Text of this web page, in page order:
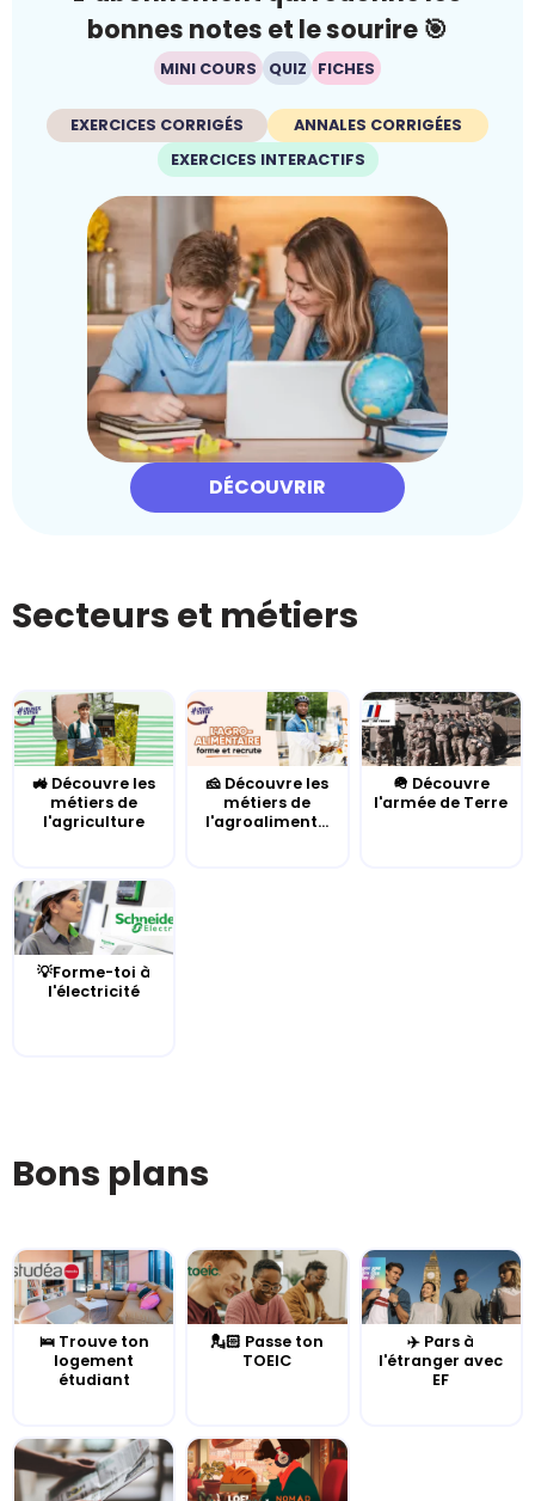
bonnes notes et le sourire 🎯
MINI COURS QUIZ FICHES
EXERCICES CORRIGÉS
ANNALES CORRIGÉES
EXERCICES INTERACTIFS
DÉCOUVRIR
Secteurs et métiers
🚜 Découvre les
métiers de
l'agriculture
🧀 Découvre les
métiers de
l'agroaliment...
🪖 Découvre
l'armée de Terre
💡Forme-toi à
l'électricité
Bons plans
🛌 Trouve ton
logement
étudiant
💂🏻 Passe ton
TOEIC
✈️ Pars à
l'étranger avec
EF